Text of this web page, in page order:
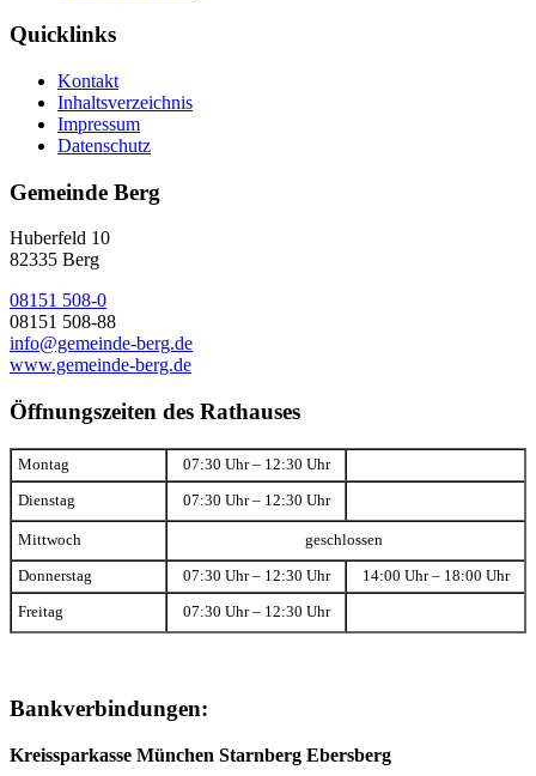
Quicklinks
Kontakt
Inhaltsverzeichnis
Impressum
Datenschutz
Gemeinde Berg
Huberfeld 10
82335 Berg
08151 508-0
08151 508-88
info@gemeinde-berg.de
www.gemeinde-berg.de
Öffnungszeiten des Rathauses
Montag 07:30 Uhr – 12:30 Uhr
Dienstag 07:30 Uhr – 12:30 Uhr
Mittwoch geschlossen
Donnerstag 07:30 Uhr – 12:30 Uhr 14:00 Uhr – 18:00 Uhr
Freitag 07:30 Uhr – 12:30 Uhr
Bankverbindungen:
Kreissparkasse München Starnberg Ebersberg